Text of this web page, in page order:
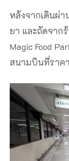
หลังจากเดินผ่
ยา และถัดจาก
Magic Food
สนามบินที่ราคา